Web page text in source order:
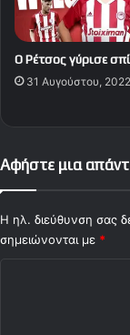
Ο Ρέτσος γύρισε
31 Αυγούστου, 2022
Αφήστε μια
Η ηλ. διεύθυνση σας
σημειώνονται με *